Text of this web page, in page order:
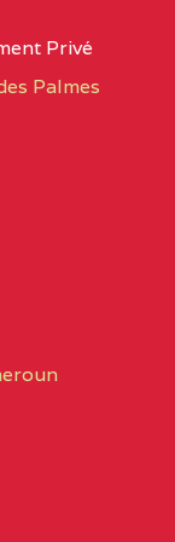
COLLEGE
CHRIST
Privé
Palmes